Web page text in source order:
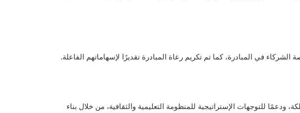
في المبادرة، كما تم تكريم رعاة المبادرة تقديرًا لإسهاماتهم الفاعلة.
ودعمًا للتوجهات الإستراتيجية للمنظومة التعليمية والثقافية، من خلال بناء